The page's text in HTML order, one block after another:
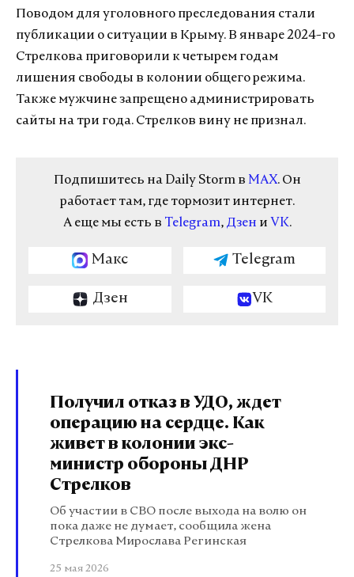
Поводом для уголовного преследования стали
публикации о ситуации в Крыму. В январе 2024-го
Стрелкова приговорили к четырем годам
лишения свободы в колонии общего режима.
Также мужчине запрещено администрировать
сайты на три года. Стрелков вину не признал.
Подпишитесь на Daily Storm в MAX. Он
работает там, где тормозит интернет.
А еще мы есть в Telegram, Дзен и VK.
Макс Telegram
Дзен VK
Получил отказ в УДО, ждет
операцию на сердце. Как
живет в колонии экс-
министр обороны ДНР
Стрелков
Об участии в СВО после выхода на волю он
пока даже не думает, сообщила жена
Стрелкова Мирослава Регинская
25 мая 2026